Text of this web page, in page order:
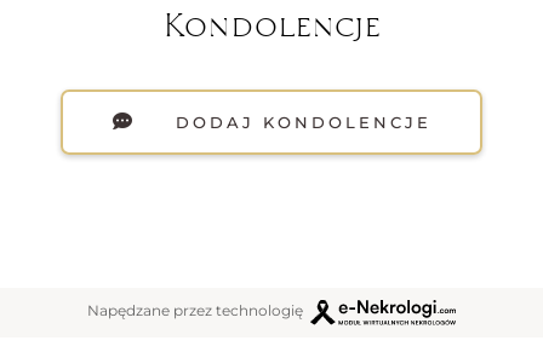
Kondolencje
DODAJ KONDOLENCJE
Napędzane przez technologię